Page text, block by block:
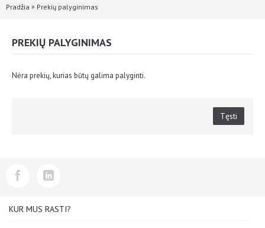
Pradžia » Prekių palyginimas
PREKIŲ PALYGINIMAS
Nėra prekių, kurias būtų galima palyginti.
Tęsti
KUR MUS RASTI?